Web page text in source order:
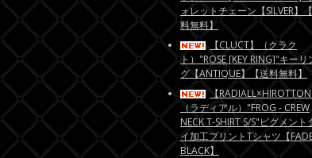
ォレットチェーン【SILVER】
料無料】
【CLUCT】（クラク
ト）"ROSE [KEY RING]"キーリ
グ【ANTIQUE】【送料無料】
【RADIALL×HIROTTON
（ラディアル）"FROG - CREW
NECK T-SHIRT S/S"ピグメント
イ加工プリントTシャツ【
BLACK】